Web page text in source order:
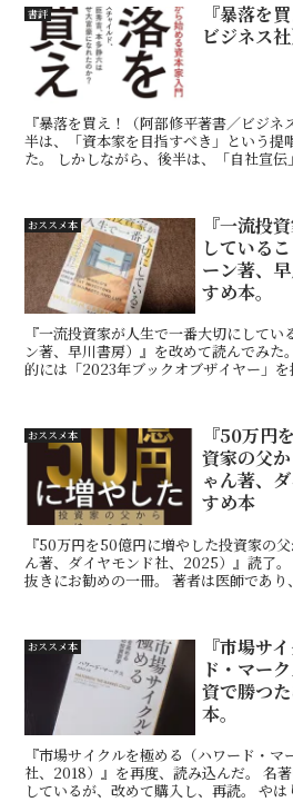
書評
『暴落を
ビジネス社
『暴落を買え！（阿部修平著書／ビジ
半は、「資本家を目指すべき」という提
た。 しかしながら、後半は、「自社宣
おススメ本
『一流投
している
ーン著、
すめ本。
『一流投資家が人生で一番大切にして
ン著、早川書房）』を改めて読んでみた
的には「2023年ブックオブザイヤー」
おススメ本
『50万円
資家の父
ゃん著、
すめ本
『50万円を50億円に増やした投資家の
ん著、ダイヤモンド社、2025）』読了
抜きにお勧めの一冊。 著者は医師であ
おススメ本
『市場サ
ド・マー
資で勝つ
本。
『市場サイクルを極める（ハワード・
社、2018）』を再度、読み込んだ。 名
しているが、改めて購入し、再読。 や